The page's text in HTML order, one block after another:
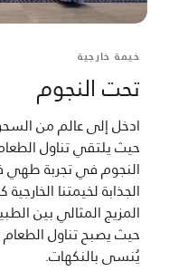
خيمة خارجية
تحت النجوم
ادخل إلى عالم من
حيث يلتقي تناول
النجوم في تجربة طهي
الجذابة لخيمتنا
المزيج المثالي بين
حيث يصبح تناول الطعام
يُنسى بالنكهات.